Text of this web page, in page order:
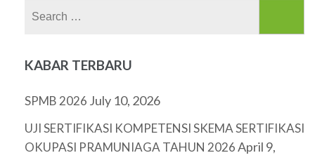
KABAR TERBARU
SPMB 2026 July 10, 2026
UJI SERTIFIKASI KOMPETENSI SKEMA SERTIFIKASI
OKUPASI PRAMUNIAGA TAHUN 2026April 9,